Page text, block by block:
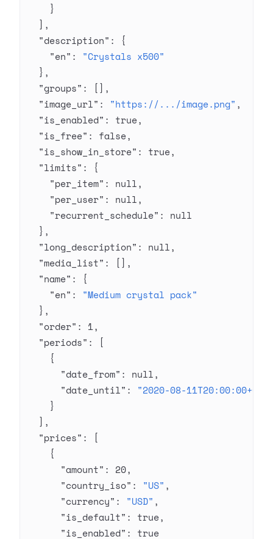
    }
  ],
  "description"
: {
    "en"
: "Crystals x500"
  },
  "groups"
: [],
  "image_url"
: "https://.../image.png" ,
  "is_enabled"
: true,
  "is_free"
: false,
  "is_show_in_store"
: true,
  "limits"
: {
    "per_item"
: null,
    "per_user"
: null,
    "recurrent_schedule"
: null
  },
  "long_description"
: null,
  "media_list"
: [],
  "name"
: {
    "en"
: "Medium crystal pack"
  },
  "order"
: 1,
  "periods"
: [
    {
      "date_from"
: null,
      "date_until"
: "2020-08-
    }
  ],
  "prices"
: [
    {
      "amount"
: 20,
      "country_iso"
: "US" ,
      "currency"
: "USD" ,
      "is_default"
: true,
      "is_enabled"
: true